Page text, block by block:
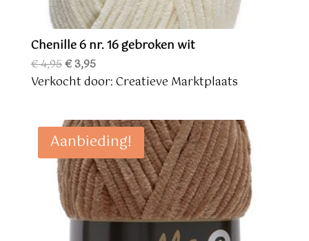
Chenille 6 nr. 16 gebroken wit
€4,95Oorspronkelijke
prijs
€3,95Huidige
prijs
Verkocht door: Creatieve Marktplaats
Aanbieding!